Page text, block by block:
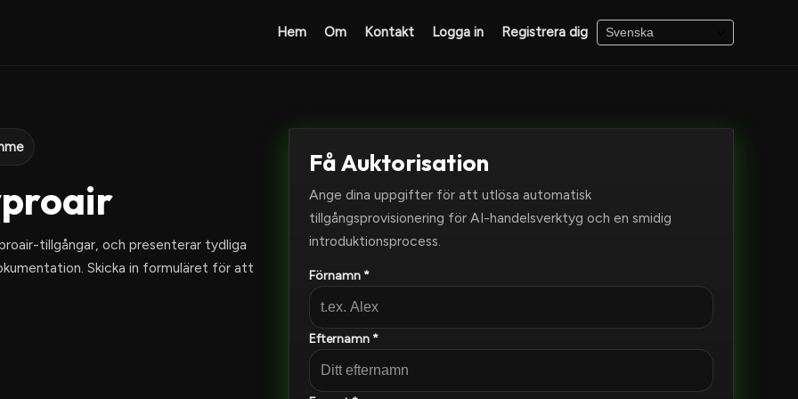
Hem Om Kontakt Logga in Registrera dig
tillgångar, och presenterar tydliga
Skicka in formuläret för att
Få Auktorisation
Ange dina uppgifter för att utlösa automatisk
tillgångsprovisionering för AI-handelsverktyg och en smidig
introduktionsprocess.
Förnamn *
Efternamn *